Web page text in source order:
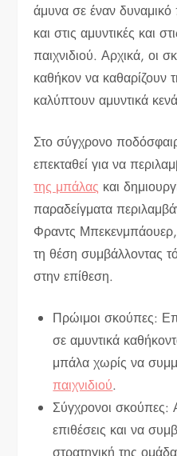
άμυνα σε έναν δυναμικό
και στις αμυντικές και
παιχνιδιού. Αρχικά, οι
καθήκον να καθαρίζουν
καλύπτουν αμυντικά
Στο σύγχρονο
επεκταθεί για να
της μπάλας και
παραδείγματα
Φραντς
τη θέση συμβάλλοντας
στην επίθεση.
Πρώιμοι σκούπες:
σε αμυντικά
μπάλα χωρίς να
παιχνιδιού.
Σύγχρονοι σκούπες:
επιθέσεις και να
στρατηγική της